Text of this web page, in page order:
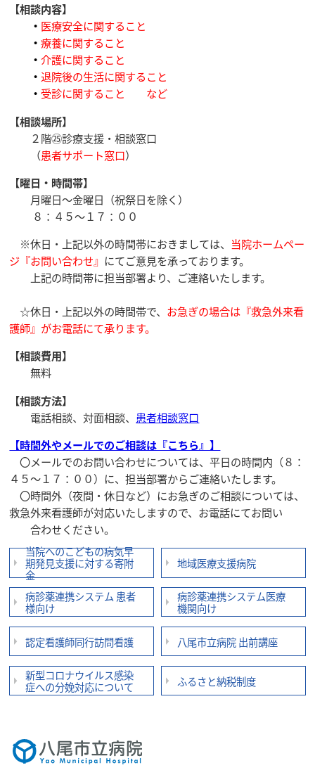
【相談内容】
・ 医療安全に関すること
・療養に関すること
・介護に関すること
・退院後の生活に関すること
・ 受診に関すること など
【相談場所】
２階㉕診療支援・相談窓口
（患者サポート窓口）
【曜日・時間帯】
月曜日～金曜日（祝祭日を除く）
８：４５～１７：００
※休日・上記以外の時間帯におきましては、 当院ホームペー
ジ『お問い合わせ』 にてご意見を承っております。
上記の時間帯に担当部署より、ご連絡いたします。
☆休日・上記以外の時間帯で、 お急ぎの場合は『救急外来看
護師』がお電話にて承ります。
【相談費用】
無料
【相談方法】
電話相談、対面相談、 患者相談窓口
【時間外やメールでのご相談は『こちら』】
〇メールでのお問い合わせについては、平日の時間内（８：
４５～１７：００）に、担当部署からご連絡いたします。
〇時間外（夜間・休日など）にお急ぎのご相談については、
救急外来看護師が対応いたしますので、お電話にてお問い
合わせください。
当院へのこどもの病気早
期発見支援に対する寄附
⾦
地域医療支援病院
病診薬連携システム 患者
様向け
病診薬連携システム医療
機関向け
認定看護師同行訪問看護 八尾市立病院 出前講座
新型コロナウイルス感染
症への分娩対応について
ふるさと納税制度